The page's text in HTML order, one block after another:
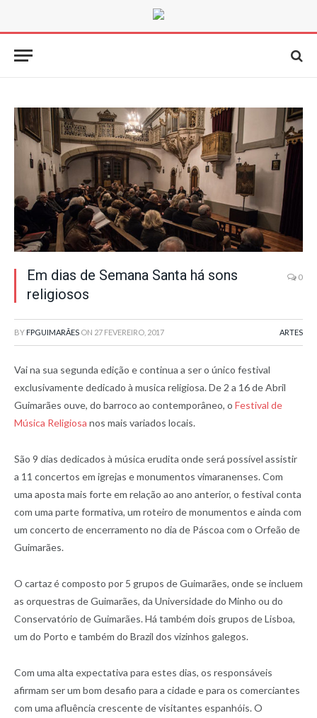
Em dias de Semana Santa há sons
religiosos
0
BY FPGUIMARÃES ON 27 FEVEREIRO, 2017 ARTES
Vai na sua segunda edição e continua a ser o único festival
exclusivamente dedicado à musica religiosa. De 2 a 16 de Abril
Guimarães ouve, do barroco ao contemporâneo, o Festival de
Música Religiosa nos mais variados locais.
São 9 dias dedicados à música erudita onde será possível assistir
a 11 concertos em igrejas e monumentos vimaranenses. Com
uma aposta mais forte em relação ao ano anterior, o festival conta
com uma parte formativa, um roteiro de monumentos e ainda com
um concerto de encerramento no dia de Páscoa com o Orfeão de
Guimarães.
O cartaz é composto por 5 grupos de Guimarães, onde se incluem
as orquestras de Guimarães, da Universidade do Minho ou do
Conservatório de Guimarães. Há também dois grupos de Lisboa,
um do Porto e também do Brazil dos vizinhos galegos.
Com uma alta expectativa para estes dias, os responsáveis
afirmam ser um bom desafio para a cidade e para os comerciantes
com uma afluência crescente de visitantes espanhóis. O